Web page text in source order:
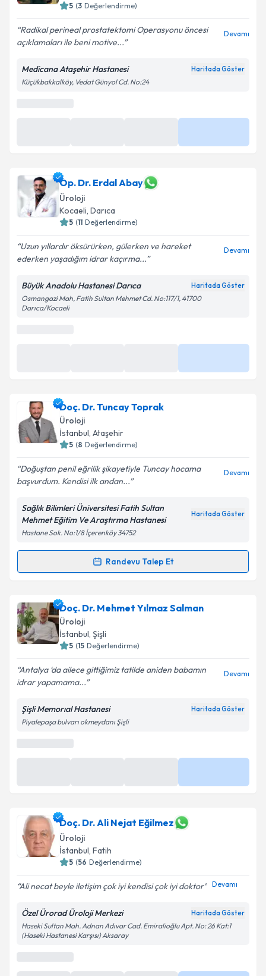
5 (3 Değerlendirme)
Radikal perineal prostatektomi Operasyonu öncesi
açıklamaları ile beni motive...
Devamı
Medicana Ataşehir Hastanesi Haritada Göster
Küçükbakkalköy, Vedat Günyol Cd. No:24
Op. Dr. Erdal Abay
Üroloji
Kocaeli, Darıca
5 (11 Değerlendirme)
Uzun yıllardır öksürürken, gülerken ve hareket
ederken yaşadığım idrar kaçırma...
Devamı
Büyük Anadolu Hastanesi Darıca Haritada Göster
Osmangazi Mah, Fatih Sultan Mehmet Cd. No:117/1, 41700
Darıca/Kocaeli
Doç. Dr. Tuncay Toprak
Üroloji
İstanbul, Ataşehir
5 (8 Değerlendirme)
Doğuştan penil eğrilik şikayetiyle Tuncay hocama
başvurdum. Kendisi ilk andan...
Devamı
Sağlık Bilimleri Üniversitesi Fatih Sultan
Mehmet Eğitim Ve Araştırma Hastanesi
Haritada Göster
Hastane Sok. No:1/8 İçerenköy 34752
Randevu Talep Et
Randevu Takvimi Talebi
Doç. Dr. Tuncay Toprak için randevu takvimi talebi
oluşturun. Size bu uzmandan randevu almanız için bir
takvim hazırlandığında e-posta ile bilgilendireceğiz.
Kişisel verilerimin işlenmesine ilişkin
Aydınlatma
Metni'ni okudum ve kişisel verilerimin belirtilen
kapsamda işlenmesini kabul ediyorum.
Doç. Dr. Mehmet Yılmaz Salman
Üroloji
İstanbul, Şişli
5 (15 Değerlendirme)
Antalya ‘da ailece gittiğimiz tatilde aniden babamın
idrar yapamama...
Devamı
Şişli Memorıal Hastanesi Haritada Göster
Piyalepaşa bulvarı okmeydanı Şişli
Doç. Dr. Ali Nejat Eğilmez
Üroloji
İstanbul, Fatih
5 (56 Değerlendirme)
Ali necat beyle iletişim çok iyi kendisi çok iyi doktor Devamı
Özel Ürorad Üroloji Merkezi Haritada Göster
Haseki Sultan Mah. Adnan Adıvar Cad. Emiralioğlu Apt. No: 26 Kat:1
(Haseki Hastanesi Karşısı) Aksaray